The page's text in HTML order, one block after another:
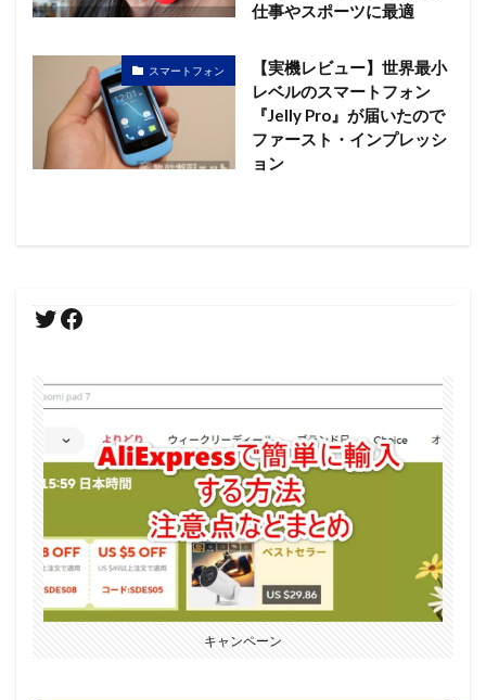
仕事やスポーツに最適
スマートフォン
【実機レビュー】世界最小
レベルのスマートフォン
『Jelly Pro』が届いたので
ファースト・インプレッシ
ョン
キャンペーン